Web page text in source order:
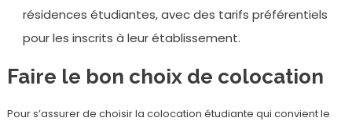
résidences étudiantes, avec des tarifs préférentiels
pour les inscrits à leur établissement.
Faire le bon choix de colocation
Pour s’assurer de choisir la colocation étudiante qui convient le